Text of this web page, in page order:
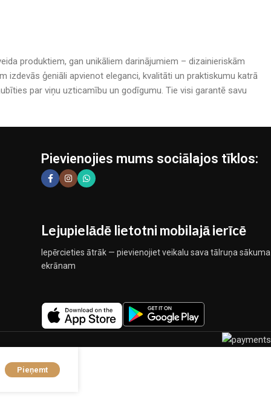
produktiem, gan unikāliem darinājumiem – dizainieriskām
ģeniāli apvienot eleganci, kvalitāti un praktiskumu katrā
par viņu uzticamību un godīgumu. Tie visi garantē savu
Pievienojies mums sociālajos tīklos:
Lejupielādē lietotni mobilajā ierīcē
Iepērcieties ātrāk — pievienojiet veikalu sava tālruņa sākuma
ekrānam
Pieņemt